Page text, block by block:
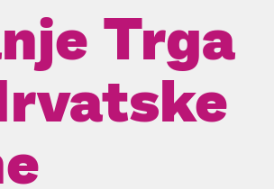
Trga